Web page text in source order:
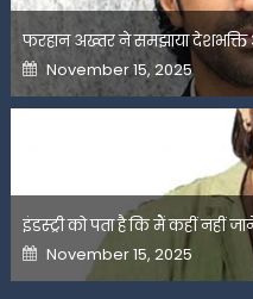
फरहान अख्तर ने समझाया
Posted
on
November 15, 2025
इंडस्ट्री को पता है कि मैं कहीं नहीं
Posted
on
November 15, 2025